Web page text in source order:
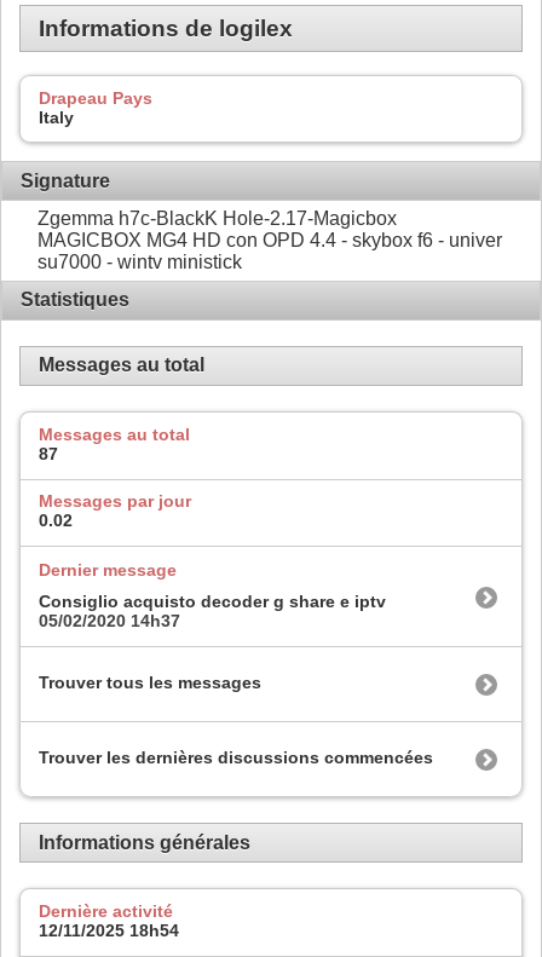
Informations de logilex
Drapeau Pays
Italy
Signature
Zgemma h7c-BlackK Hole-2.17-Magicbox
MAGICBOX MG4 HD con OPD 4.4 - skybox f6 - univer
su7000 - wintv ministick
Statistiques
Messages au total
Messages au total
87
Messages par jour
0.02
Dernier message
Consiglio acquisto decoder g share e iptv
05/02/2020 14h37
Trouver tous les messages
Trouver les dernières discussions commencées
Informations générales
Dernière activité
12/11/2025 18h54